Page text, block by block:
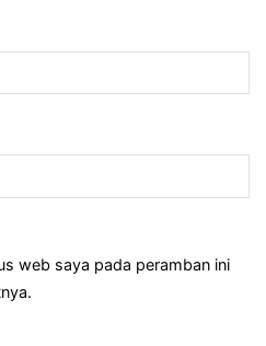
web saya pada peramban ini